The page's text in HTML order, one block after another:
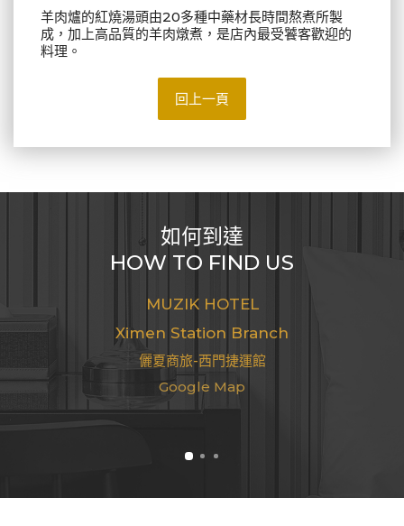
羊肉爐的紅燒湯頭由20多種中藥材長時間熬煮所製
成，加上高品質的羊肉燉煮，是店內最受饕客歡迎的
料理。
回上一頁
如何到達
HOW TO FIND US
MUZIK HOTEL
Ximen Station Branch
儷夏商旅-西門捷運館
Google Map